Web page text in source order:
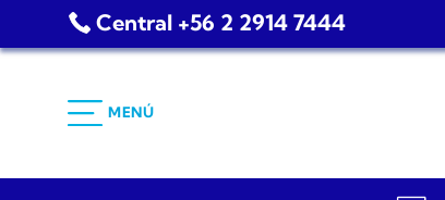
Central +56 2 2914 7444
MENÚ